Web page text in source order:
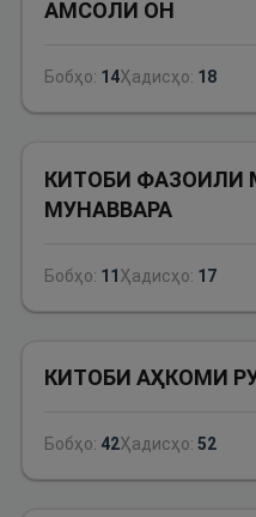
АМСОЛИ ОН
Бобҳо: 14Ҳадисҳо: 18
КИТОБИ ФАЗОИЛИ
МУНАВВАРА
Бобҳо: 11 Ҳадисҳо: 17
КИТОБИ АҲКОМИ
Бобҳо: 42Ҳадисҳо: 52